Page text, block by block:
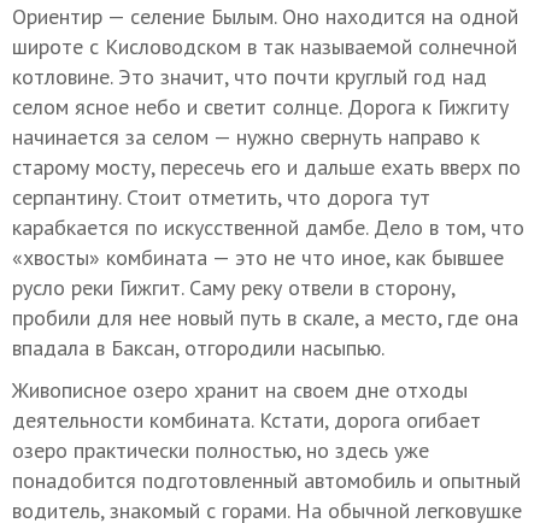
Ориентир — селение Былым. Оно находится на одной
широте с Кисловодском в так называемой солнечной
котловине. Это значит, что почти круглый год над
селом ясное небо и светит солнце. Дорога к Гижгиту
начинается за селом — нужно свернуть направо к
старому мосту, пересечь его и дальше ехать вверх по
серпантину. Стоит отметить, что дорога тут
карабкается по искусственной дамбе. Дело в том, что
«хвосты» комбината — это не что иное, как бывшее
русло реки Гижгит. Саму реку отвели в сторону,
пробили для нее новый путь в скале, а место, где она
впадала в Баксан, отгородили насыпью.
Живописное озеро хранит на своем дне отходы
деятельности комбината. Кстати, дорога огибает
озеро практически полностью, но здесь уже
понадобится подготовленный автомобиль и опытный
водитель, знакомый с горами. На обычной легковушке